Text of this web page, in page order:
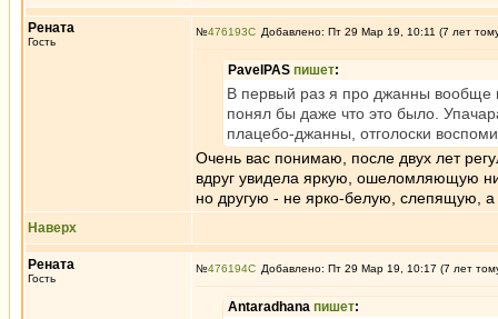
Рената
Гость
№476193 Добавлено: Пт 29 Мар 19, 10:11 (7 лет
PavelPAS пишет:
В первый раз я про джанны вообще
понял бы даже что это было.
плацебо-джанны, отголоски
Очень вас понимаю, после двух лет
вдруг увидела яркую, ошеломляющую
но другую - не ярко-белую, слепящую, а
Наверх
Рената
Гость
№476194 Добавлено: Пт 29 Мар 19, 10:17 (7 лет
Antaradhana пишет: